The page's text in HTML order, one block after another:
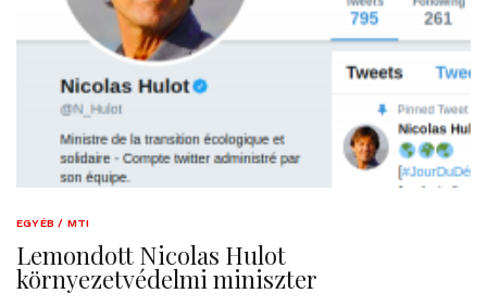
EGYÉB / MTI
Lemondott Nicolas Hulot
környezetvédelmi miniszter